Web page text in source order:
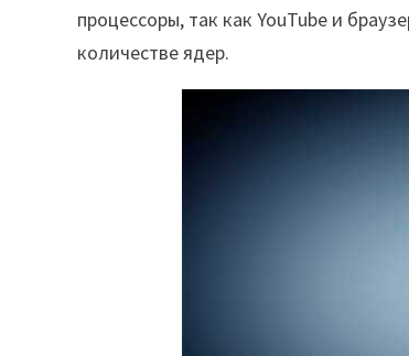
процессоры, так как YouTube и
количестве ядер.